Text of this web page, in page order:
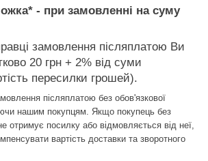
- при замовленні на суму
замовлення післяплатою Ви
20 грн + 2% від суми
пересилки грошей).
післяплатою без обов'язкової
нашим покупцям. Якщо покупець без
отримує посилку або відмовляється від неї,
вартість доставки та зворотного